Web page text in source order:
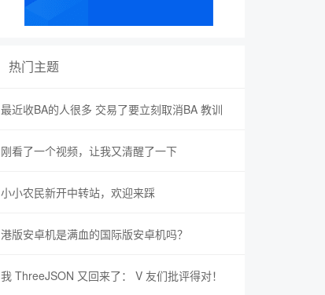
热门主题
最近收BA的人很多 交易了要立刻取消BA 教训
刚看了一个视频，让我又清醒了一下
小小农民新开中转站，欢迎来踩
港版安卓机是满血的国际版安卓机吗？
我 ThreeJSON 又回来了： V 友们批评得对！